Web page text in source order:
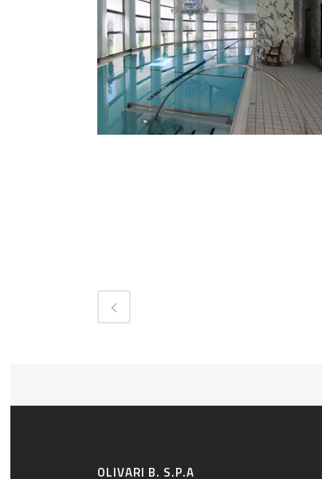
OLIVARI B. S.P.A